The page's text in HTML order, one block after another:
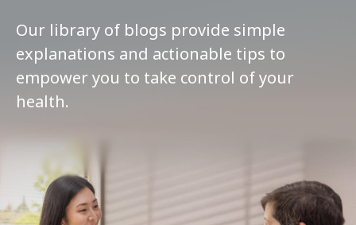
Our library of blogs provide simple
explanations and actionable tips to
empower you to take control of your
health.